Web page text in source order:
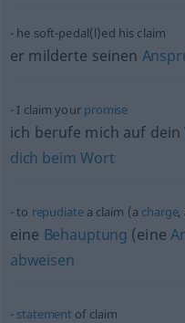
he soft-pedal(l)ed his claim
er milderte seinen
I claim your promise
ich berufe mich auf dein
dich beim Wort
to repudiatea claim (a charge,
eine Behauptung (eine
abweisen
statement of claim